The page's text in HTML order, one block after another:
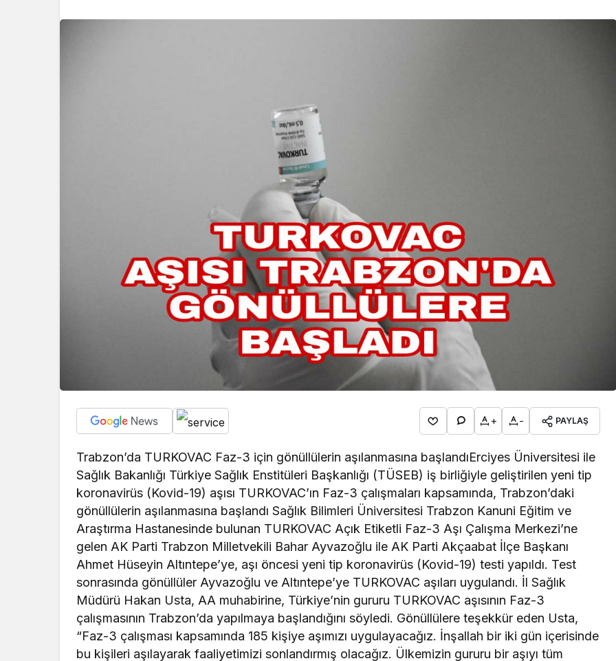
+ - PAYLAŞ
Trabzon’da TURKOVAC Faz-3 için gönüllülerin aşılanmasına başlandıErciyes Üniversitesi ile
Sağlık Bakanlığı Türkiye Sağlık Enstitüleri Başkanlığı (TÜSEB) iş birliğiyle geliştirilen yeni tip
koronavirüs (Kovid-19) aşısı TURKOVAC’ın Faz-3 çalışmaları kapsamında, Trabzon’daki
gönüllülerin aşılanmasına başlandı Sağlık Bilimleri Üniversitesi Trabzon Kanuni Eğitim ve
Araştırma Hastanesinde bulunan TURKOVAC Açık Etiketli Faz-3 Aşı Çalışma Merkezi’ne
gelen AK Parti Trabzon Milletvekili Bahar Ayvazoğlu ile AK Parti Akçaabat İlçe Başkanı
Ahmet Hüseyin Altıntepe’ye, aşı öncesi yeni tip koronavirüs (Kovid-19) testi yapıldı. Test
sonrasında gönüllüler Ayvazoğlu ve Altıntepe’ye TURKOVAC aşıları uygulandı. İl Sağlık
Müdürü Hakan Usta, AA muhabirine, Türkiye’nin gururu TURKOVAC aşısının Faz-3
çalışmasının Trabzon’da yapılmaya başlandığını söyledi. Gönüllülere teşekkür eden Usta,
“Faz-3 çalışması kapsamında 185 kişiye aşımızı uygulayacağız. İnşallah bir iki gün içerisinde
bu kişileri aşılayarak faaliyetimizi sonlandırmış olacağız. Ülkemizin gururu bir aşıyı tüm